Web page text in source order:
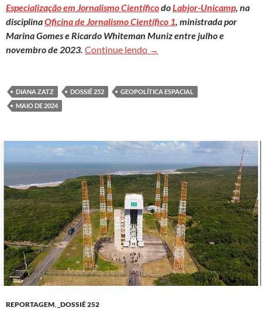
Especialização em Jornalismo CientíficodoLabjor-Unicamp, na
disciplinaOficina de Jornalismo Científico 1, ministrada por
Marina Gomes e Ricardo Whiteman Muniz entre julho e
novembro de 2023. Continue lendo Clique aqui para acessar o
→
DIANA ZATZ DOSSIÊ 252
GEOPOLÍTICA ESPACIAL
MAIO DE 2024
REPORTAGEM, _DOSSIÊ 252